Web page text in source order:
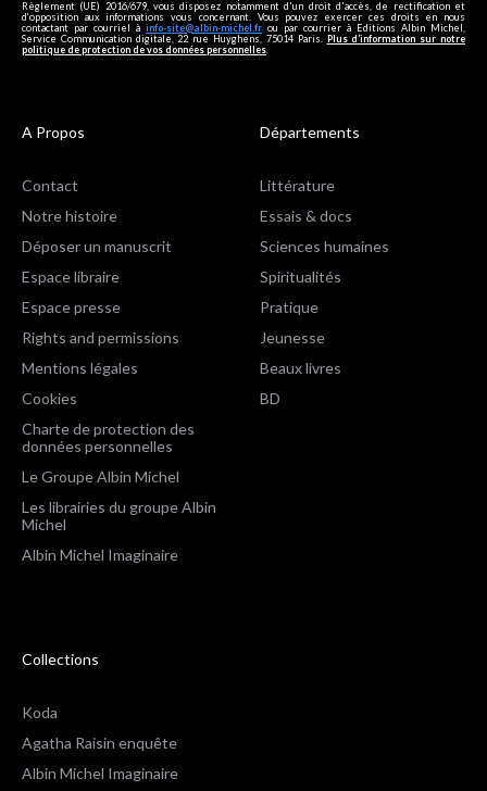
Règlement (UE) 2016/679, vous disposez notamment d'un droit d'accès, de rectification et
d’opposition aux informations vous concernant. Vous pouvez exercer ces droits en nous
contactant par courriel à info-site@albin-michel.fr ou par courrier à Editions Albin Michel,
Service Communication digitale, 22 rue Huyghens, 75014 Paris. Plus d’information sur notre
politique de protection de vos données personnelles
A Propos
Contact
Notre histoire
Déposer un manuscrit
Espace libraire
Espace presse
Rights and permissions
Mentions légales
Cookies
Charte de protection des
données personnelles
Le Groupe Albin Michel
Les librairies du groupe Albin
Michel
Albin Michel Imaginaire
Départements
Littérature
Essais & docs
Sciences humaines
Spiritualités
Pratique
Jeunesse
Beaux livres
BD
Collections
Koda
Agatha Raisin enquête
Albin Michel Imaginaire